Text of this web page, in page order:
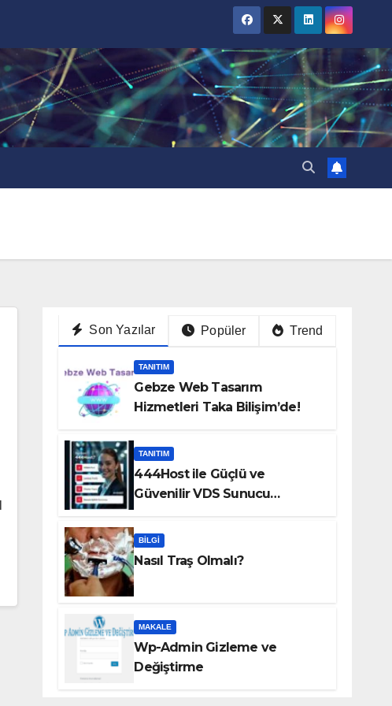
Son Yazılar Popüler Trend
TANITIM
Gebze Web Tasarım
Hizmetleri Taka Bilişim’de!
TANITIM
444Host ile Güçlü ve
Güvenilir VDS Sunucu
BILGI
Nasıl Traş Olmalı?
MAKALE
Wp-Admin Gizleme ve
Değiştirme